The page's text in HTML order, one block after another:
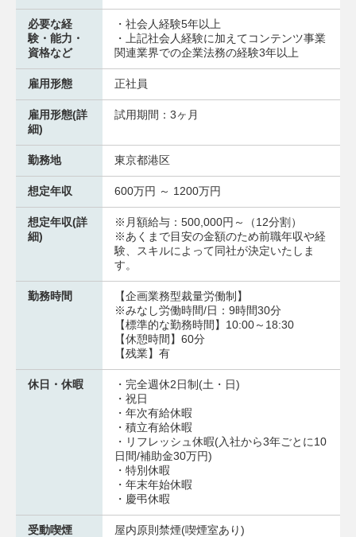
必要な経
験・能力・
資格など
・社会人経験5年以上
・上記社会人経験に加えてコンテンツ事業
関連業界での企業法務の経験3年以上
雇用形態 正社員
雇用形態(詳
細)
試用期間：3ヶ月
勤務地 東京都港区
想定年収 600万円 ～ 1200万円
想定年収(詳
細)
※月額給与：500,000円～（12分割）
※あくまで目安の金額のため前職年収や経
験、スキルによって同社が決定いたしま
す。
勤務時間
【企画業務型裁量労働制】
※みなし労働時間/日：9時間30分
【標準的な勤務時間】10:00～18:30
【休憩時間】60分
【残業】有
休日・休暇
・完全週休2日制(土・日)
・祝日
・年次有給休暇
・積立有給休暇
・リフレッシュ休暇(入社から3年ごとに10
日間/補助金30万円)
・特別休暇
・年末年始休暇
・慶弔休暇
受動喫煙 屋内原則禁煙(喫煙室あり)